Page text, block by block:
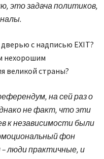
это задача политиков,
с надписью EXIT?
нехорошим
великой страны?
на сей раз о
не факт, что эти
к независимости были
фон
люди практичные, и